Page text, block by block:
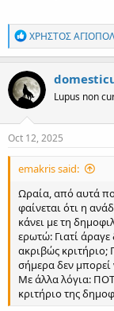
R
e
a
c
t
i
o
n
s
ΧΡΗΣΤΟΣ
Lupus non
Oct 12, 2025
emakris said:
Ωραία, από αυτά
φαίνεται ότι η
κάνει με τη
ερωτώ: Γιατί άραγε
ακριβώς κριτήριο;
σήμερα δεν μπορεί
Με άλλα λόγια:
κριτήριο της